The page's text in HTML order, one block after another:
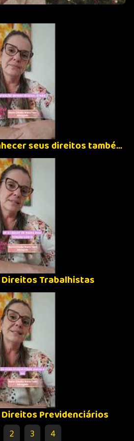
Outubro Rosa: conhecer seus direitos também faz parte do tratamento
Direitos Trabalhistas
Direitos Previdenciários
2 3 4